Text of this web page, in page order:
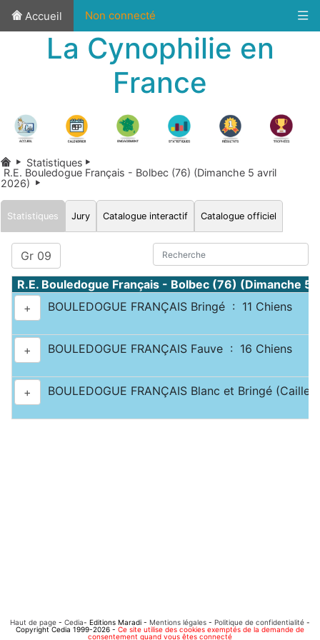
Accueil Non connecté
La Cynophilie en
France
Statistiques
R.E. Bouledogue Français - Bolbec (76) (Dimanche 5 avril
2026)
Statistiques Jury Catalogue interactif Catalogue officiel
Gr 09
R.E. Bouledogue Français - Bolbec (76)
+
BOULEDOGUE FRANÇAIS Bringé : 11 Chiens
+ BOULEDOGUE FRANÇAIS Fauve : 16 Chiens
+ BOULEDOGUE FRANÇAIS Blanc et Bringé
Haut de page - Cedia- Editions Maradi - Mentions légales - Politique de confidentialité -
Copyright Cedia 1999-2026 - Ce site utilise des cookies exemptés de la demande de
consentement quand vous êtes connecté